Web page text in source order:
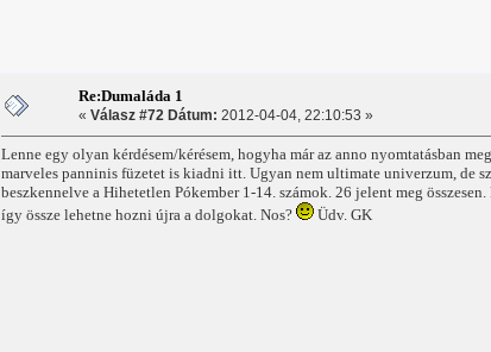
Re:Dumaláda 1
« Válasz #72 Dátum: 2012-04-04, 22:10:53 »
Lenne egy olyan kérdésem/kérésem, hogyha már az anno nyomtatásban
marveles panninis füzetet is kiadni itt. Ugyan nem ultimate univerzum, de
beszkennelve a Hihetetlen Pókember 1-14. számok. 26 jelent meg
így össze lehetne hozni újra a dolgokat. Nos?
Üdv. GK